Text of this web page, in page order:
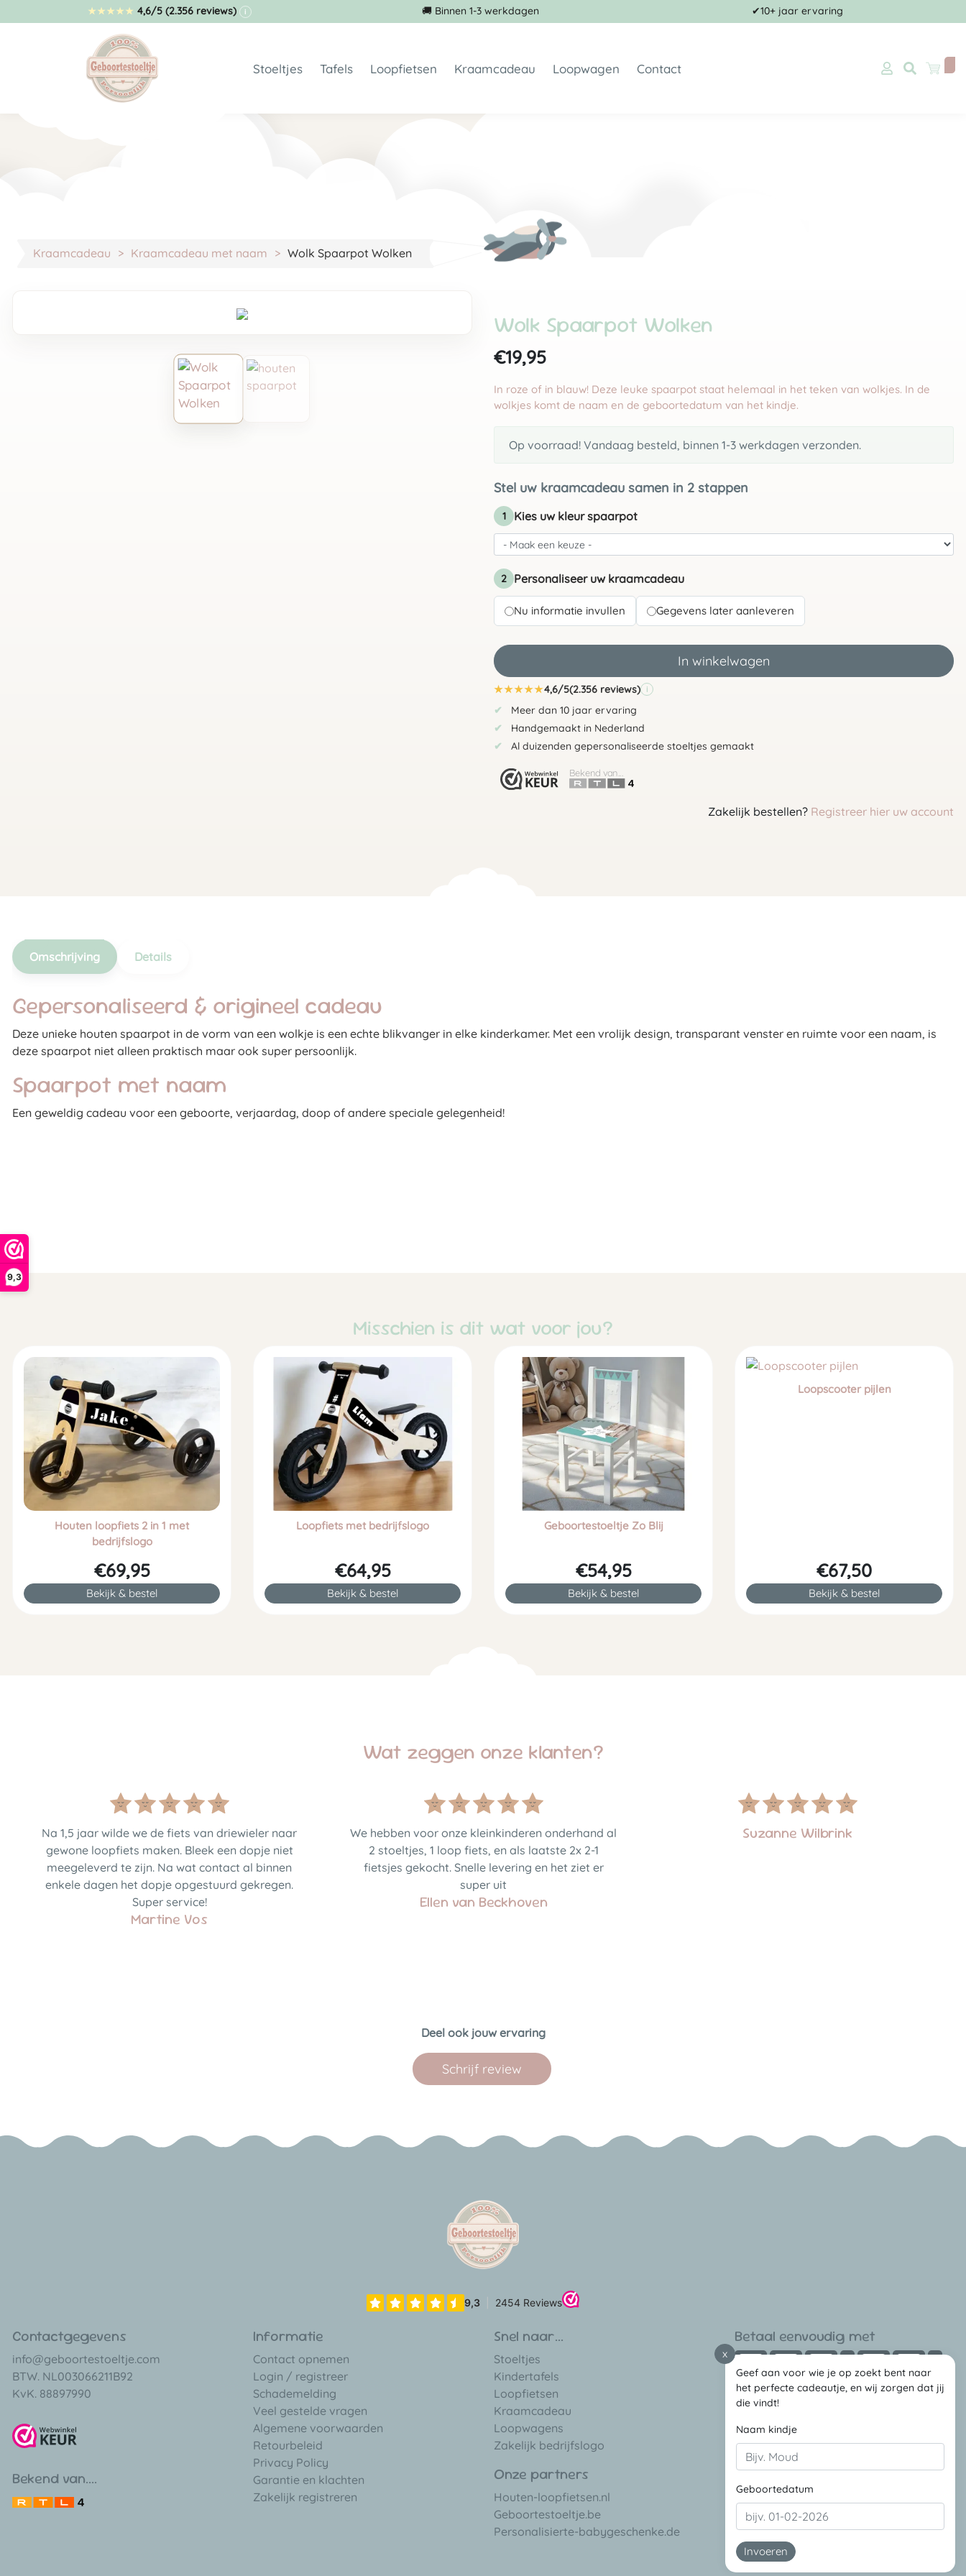
9,3
★★★★★ 4,6/5 (2.356 reviews) i 🚚 Binnen 1-3 werkdagen ✔10+ jaar ervaring
Stoeltjes
Stoeltje met naam
Geboortestoeltje en stoeltje met naam zelf ontwerpen
Tafels
Kindertafel met 2 stoeltjes
Loopfietsen
Loopfiets 2 jaar
Kraamcadeau
Geboortebord
Foto op hout
kraamcadeau geboortekaartje
Loopwagen Contact
Kraamcadeau Kraamcadeau met naam Wolk Spaarpot Wolken
Wolk Spaarpot Wolken
€19,95
In roze of in blauw! Deze leuke spaarpot staat helemaal in het teken van wolkjes. In de
wolkjes komt de naam en de geboortedatum van het kindje.
Op voorraad! Vandaag besteld, binnen 1-3 werkdagen verzonden.
Stel uw kraamcadeau samen in 2 stappen
1 Kies uw kleur spaarpot
2 Personaliseer uw kraamcadeau
Nu informatie invullen Gegevens later aanleveren
In winkelwagen
★★★★★4,6/5(2.356 reviews) i
Meer dan 10 jaar ervaring
Handgemaakt in Nederland
Al duizenden gepersonaliseerde stoeltjes gemaakt
Bekend van...
Zakelijk bestellen? Registreer hier uw account
Omschrijving Details
Gepersonaliseerd & origineel cadeau
Deze unieke houten spaarpot in de vorm van een wolkje is een echte blikvanger in elke kinderkamer. Met een vrolijk design, transparant venster en ruimte voor een naam, is
deze spaarpot niet alleen praktisch maar ook super persoonlijk.
Spaarpot met naam
Een geweldig cadeau voor een geboorte, verjaardag, doop of andere speciale gelegenheid!
Misschien is dit wat voor jou?
Houten loopfiets 2 in 1 met
bedrijfslogo
€69,95
Bekijk & bestel
Loopfiets met bedrijfslogo
€64,95
Bekijk & bestel
Geboortestoeltje Zo Blij
€54,95
Bekijk & bestel
Loopscooter pijlen
€67,50
Bekijk & bestel
x
Geef aan voor wie je op zoekt bent naar
het perfecte cadeautje, en wij zorgen dat jij
die vindt!
Naam kindje
Geboortedatum
Invoeren
Wat zeggen onze klanten?
Na 1,5 jaar wilde we de fiets van driewieler naar
gewone loopfiets maken. Bleek een dopje niet
meegeleverd te zijn. Na wat contact al binnen
enkele dagen het dopje opgestuurd gekregen.
Super service!
Martine Vos
We hebben voor onze kleinkinderen onderhand al
2 stoeltjes, 1 loop fiets, en als laatste 2x 2-1
fietsjes gekocht. Snelle levering en het ziet er
super uit
Ellen van Beckhoven
Suzanne Wilbrink
Deel ook jouw ervaring
Schrijf review
Contactgegevens
info@geboortestoeltje.com
BTW. NL003066211B92
KvK. 88897990
Bekend van....
Informatie
Contact opnemen
Login / registreer
Schademelding
Veel gestelde vragen
Algemene voorwaarden
Retourbeleid
Privacy Policy
Garantie en klachten
Zakelijk registreren
Snel naar...
Stoeltjes
Kindertafels
Loopfietsen
Kraamcadeau
Loopwagens
Zakelijk bedrijfslogo
Onze partners
Houten-loopfietsen.nl
Geboortestoeltje.be
Personalisierte-babygeschenke.de
Betaal eenvoudig met
Volg ons via